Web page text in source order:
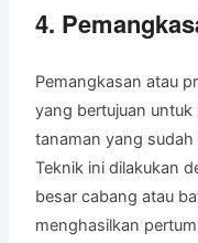
4.
Pemangkasan atau
yang bertujuan
tanaman yang
Teknik ini dilakukan
besar cabang atau
menghasilkan